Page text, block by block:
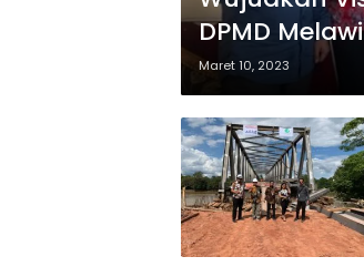
DPMD Melawi
Maret 10, 2023